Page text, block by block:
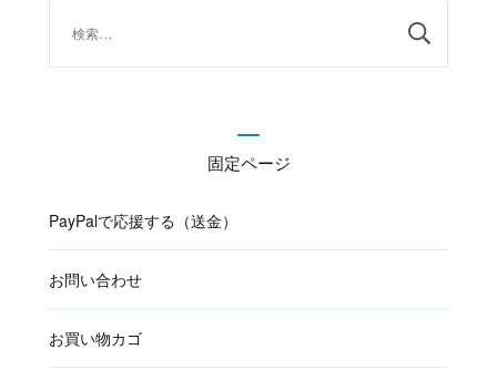
固定ページ
PayPalで応援する（送金）
お問い合わせ
お買い物カゴ